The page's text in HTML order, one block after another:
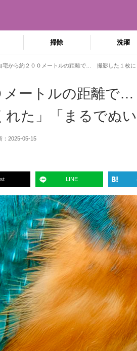
掃除 洗濯
宅から約２００メートルの距離で… 撮影した１枚に
メートルの距離で
れた」「まるでぬい
2025-05-15
LINE